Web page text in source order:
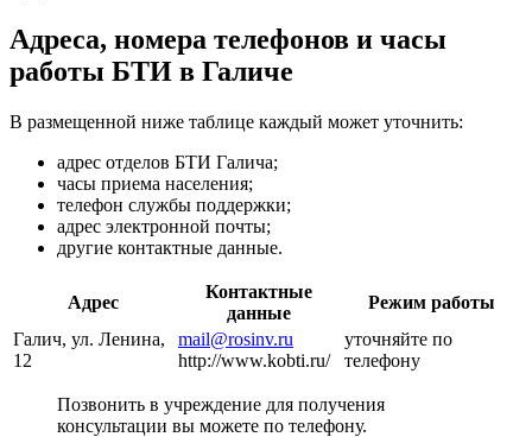
Адреса, номера телефонов и часы
работы БТИ в Галиче
В размещенной ниже таблице каждый может уточнить:
адрес отделов БТИ Галича;
часы приема населения;
телефон службы поддержки;
адрес электронной почты;
другие контактные данные.
Адрес
Контактные
данные
Режим работы
Галич, ул. Ленина,
12
mail@rosinv.ru
http://www.kobti.ru/
уточняйте по
телефону
Позвонить в учреждение для получения
консультации вы можете по телефону.